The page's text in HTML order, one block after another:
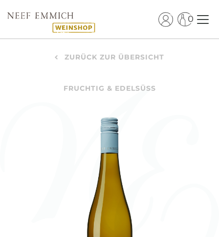
0
FRUCHTIG & EDELSÜSS
ZURÜCK ZUR ÜBERSICHT